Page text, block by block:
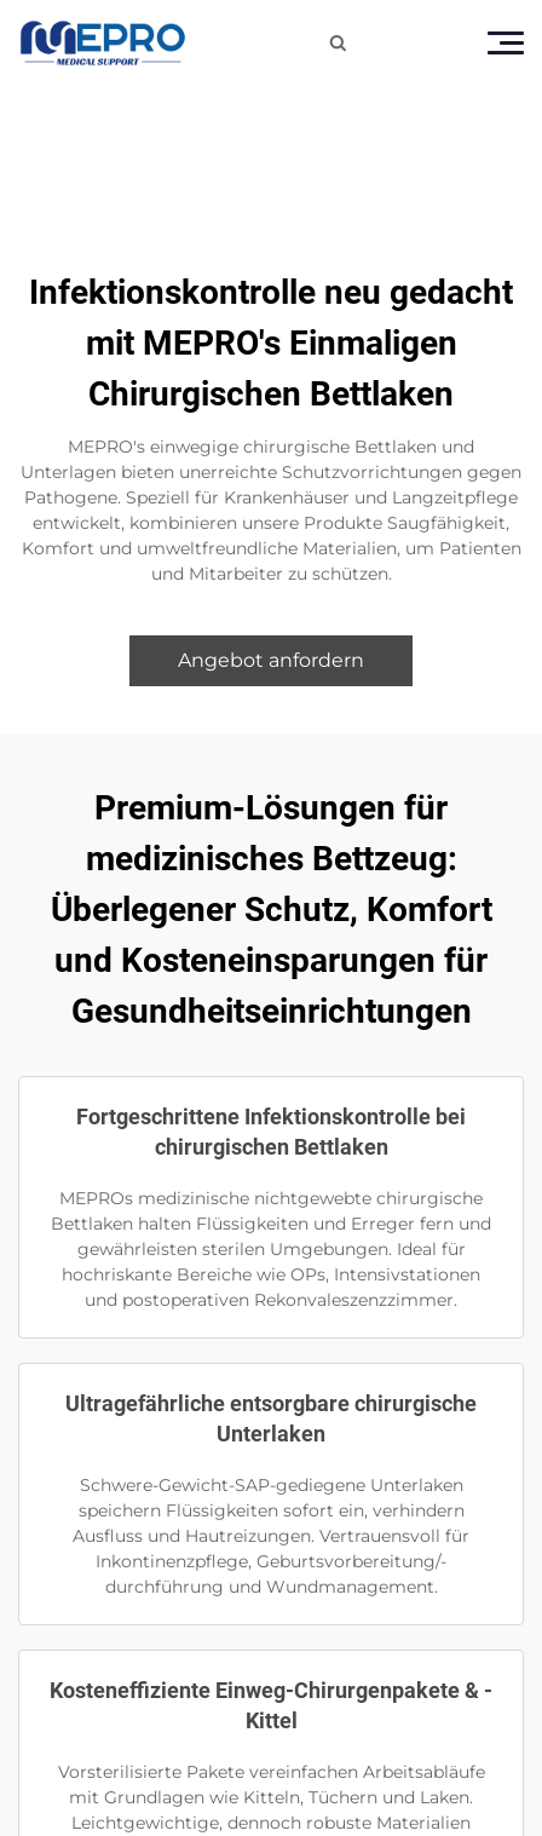

Infektionskontrolle neu gedacht
mit MEPRO's Einmaligen
Chirurgischen Bettlaken
MEPRO's einwegige chirurgische Bettlaken und
Unterlagen bieten unerreichte Schutzvorrichtungen gegen
Pathogene. Speziell für Krankenhäuser und Langzeitpflege
entwickelt, kombinieren unsere Produkte Saugfähigkeit,
Komfort und umweltfreundliche Materialien, um Patienten
und Mitarbeiter zu schützen.
Angebot anfordern
Premium-Lösungen für
medizinisches Bettzeug:
Überlegener Schutz, Komfort
und Kosteneinsparungen für
Gesundheitseinrichtungen
Fortgeschrittene Infektionskontrolle bei
chirurgischen Bettlaken
MEPROs medizinische nichtgewebte chirurgische
Bettlaken halten Flüssigkeiten und Erreger fern und
gewährleisten sterilen Umgebungen. Ideal für
hochriskante Bereiche wie OPs, Intensivstationen
und postoperativen Rekonvaleszenzzimmer.
Ultragefährliche entsorgbare chirurgische
Unterlaken
Schwere-Gewicht-SAP-gediegene Unterlaken
speichern Flüssigkeiten sofort ein, verhindern
Ausfluss und Hautreizungen. Vertrauensvoll für
Inkontinenzpflege, Geburtsvorbereitung/-
durchführung und Wundmanagement.
Kosteneffiziente Einweg-Chirurgenpakete & -
Kittel
Vorsterilisierte Pakete vereinfachen Arbeitsabläufe
mit Grundlagen wie Kitteln, Tüchern und Laken.
Leichtgewichtige, dennoch robuste Materialien